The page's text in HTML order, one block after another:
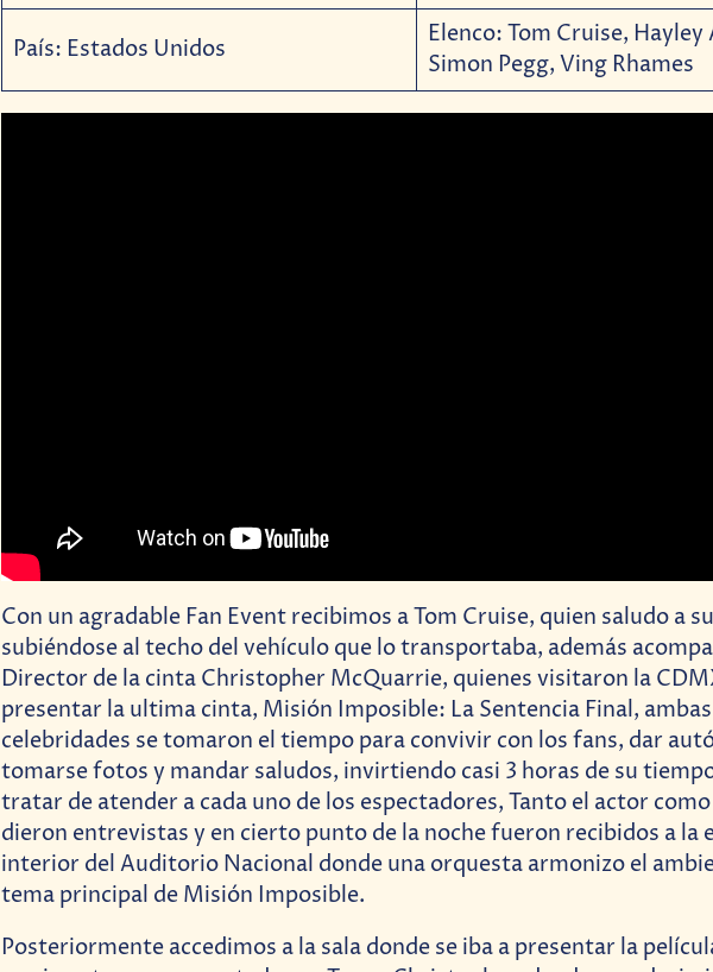
País: Estados Unidos
Elenco: Tom Cruise,
Simon Pegg, Ving Rhames
Con un agradable Fan Event recibimos a Tom Cruise, quien saludo a
subiéndose al techo del vehículo que lo transportaba, además
Director de la cinta Christopher McQuarrie, quienes visitaron la
presentar la ultima cinta, Misión Imposible: La Sentencia Final, ambas
celebridades se tomaron el tiempo para convivir con los fans, dar
tomarse fotos y mandar saludos, invirtiendo casi 3 horas de su
tratar de atender a cada uno de los espectadores, Tanto el actor
dieron entrevistas y en cierto punto de la noche fueron recibidos a la
interior del Auditorio Nacional donde una orquesta armonizo el
tema principal de Misión Imposible.
Posteriormente accedimos a la sala donde se iba a presentar la